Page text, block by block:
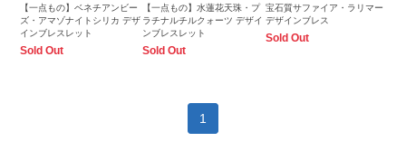
【一点もの】ベネチアンビー
ズ・アマゾナイトシリカ デザ
インブレスレット
Sold Out
【一点もの】水蓮花天珠・プ
ラチナルチルクォーツ デザイ
ンブレスレット
Sold Out
宝石質サファイア・ラリマー
デザインブレス
Sold Out
1